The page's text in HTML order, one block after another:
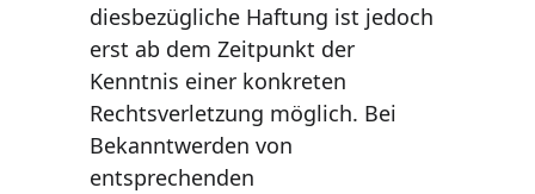
diesbezügliche Haftung ist jedoch
erst ab dem Zeitpunkt der
Kenntnis einer konkreten
Rechtsverletzung möglich. Bei
Bekanntwerden von
entsprechenden